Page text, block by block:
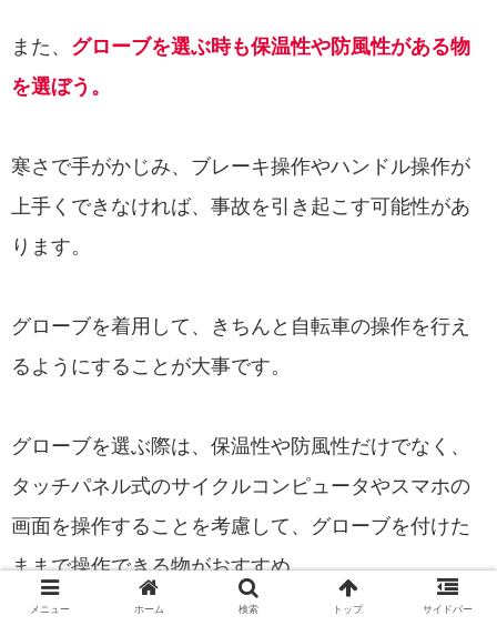
また、 グローブを選ぶ時も保温性や防風性がある物
を選ぼう。
寒さで手がかじみ、ブレーキ操作やハンドル操作が
上手くできなければ、事故を引き起こす可能性があ
ります。
グローブを着用して、きちんと自転車の操作を行え
るようにすることが大事です。
グローブを選ぶ際は、保温性や防風性だけでなく、
タッチパネル式のサイクルコンピュータやスマホの
画面を操作することを考慮して、グローブを付けた
ままで操作できる物がおすすめ。
メニュー ホーム 検索 トップ サイドバー